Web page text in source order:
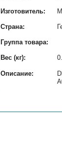
Изготовитель:
Страна:
Группа товара:
Вес (кг):
Описание: